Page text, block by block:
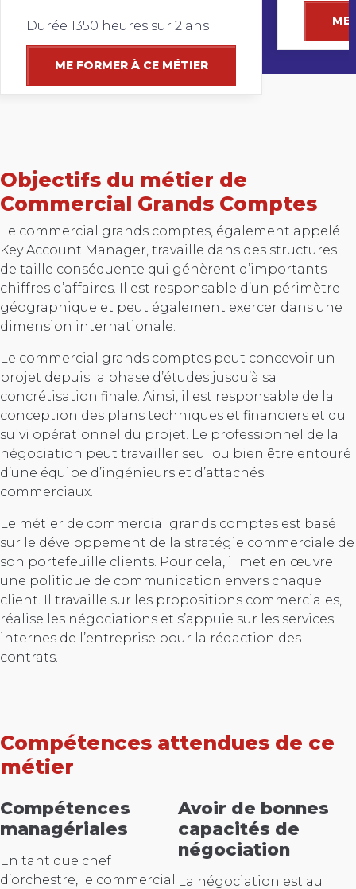
Durée 1350 heures sur 2 ans
ME FORMER À CE MÉTIER
ME
Objectifs du métier de
Commercial Grands Comptes
Le commercial grands comptes, également appelé
Key Account Manager, travaille dans des structures
de taille conséquente qui génèrent d’importants
chiffres d’affaires. Il est responsable d’un périmètre
géographique et peut également exercer dans une
dimension internationale.
Le commercial grands comptes peut concevoir un
projet depuis la phase d’études jusqu’à sa
concrétisation finale. Ainsi, il est responsable de la
conception des plans techniques et financiers et du
suivi opérationnel du projet. Le professionnel de la
négociation peut travailler seul ou bien être entouré
d’une équipe d’ingénieurs et d’attachés
commerciaux.
Le métier de commercial grands comptes est basé
sur le développement de la stratégie commerciale de
son portefeuille clients. Pour cela, il met en œuvre
une politique de communication envers chaque
client. Il travaille sur les propositions commerciales,
réalise les négociations et s’appuie sur les services
internes de l’entreprise pour la rédaction des
contrats.
Compétences attendues de ce
métier
Compétences
managériales
En tant que chef
d’orchestre, le commercial
Avoir de bonnes
capacités de
négociation
La négociation est au